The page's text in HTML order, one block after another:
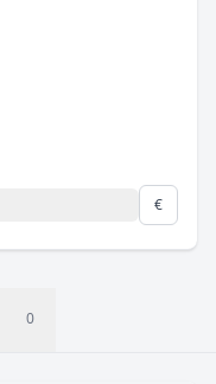
€
0